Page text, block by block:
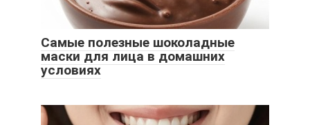
Самые полезные шоколадные
маски для лица в домашних
условиях